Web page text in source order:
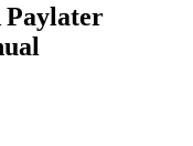
Paylater